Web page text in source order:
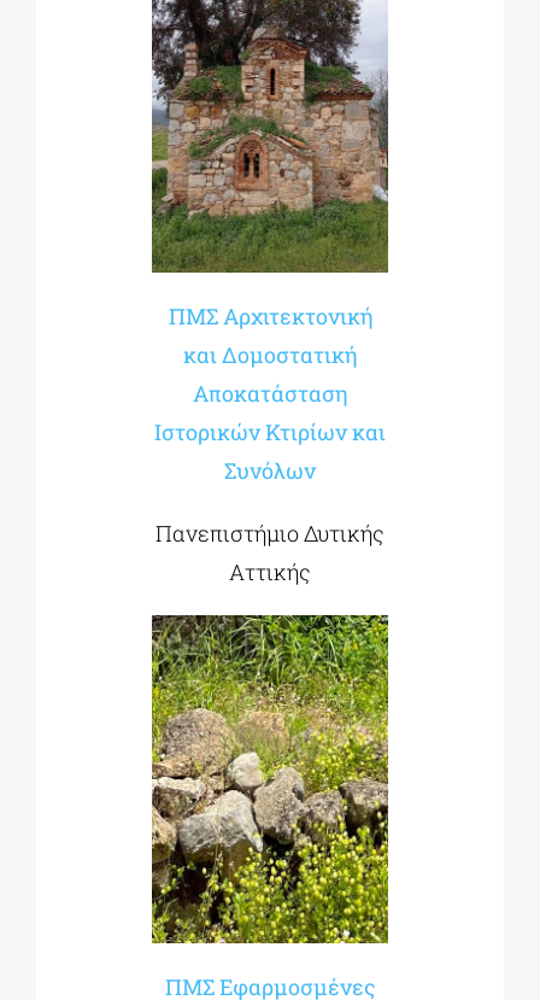
ΠΜΣ Αρχιτεκτονική
και Δομοστατική
Αποκατάσταση
Ιστορικών Κτιρίων και
Συνόλων
Πανεπιστήμιο Δυτικής
Αττικής
ΠΜΣ Εφαρμοσμένες